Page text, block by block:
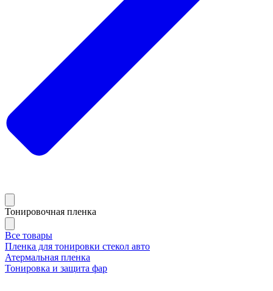
Тонировочная пленка
Все товары
Пленка для тонировки стекол авто
Атермальная пленка
Тонировка и защита фар